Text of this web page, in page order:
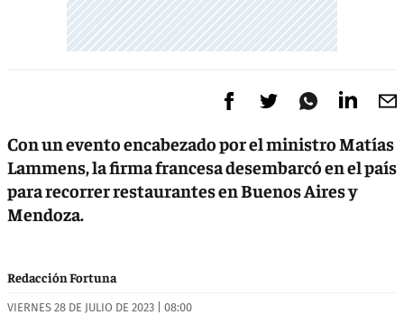
Con un evento encabezado por el ministro Matías
Lammens, la firma francesa desembarcó en el país
para recorrer restaurantes en Buenos Aires y
Mendoza.
Redacción Fortuna
VIERNES 28 DE JULIO DE 2023 | 08:00